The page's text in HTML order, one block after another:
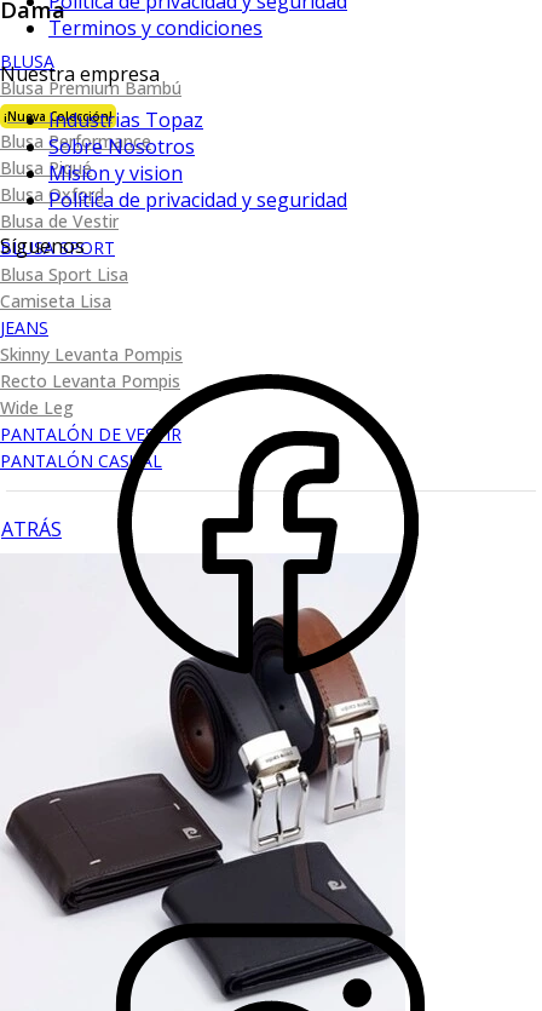
Dama
BLUSA
Blusa Premium Bambú
¡Nueva Colección!
Blusa Performance
Blusa Piqué
Blusa Oxford
Blusa de Vestir
BLUSA SPORT
Blusa Sport Lisa
Camiseta Lisa
JEANS
Skinny Levanta Pompis
Recto Levanta Pompis
Wide Leg
PANTALÓN DE VESTIR
PANTALÓN CASUAL
ATRÁS
Terminos y condiciones
Nuestra empresa
Industrias Topaz
Sobre Nosotros
Mision y vision
Política de privacidad y seguridad
Síguenos